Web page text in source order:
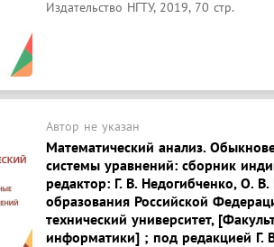
Издательство НГТУ, 2019, 70 стр.
Автор не указан
Математический анализ.
системы уравнений: сборник
редактор: Г. В. Недогибченко, О.
образования Российской
технический университет,
информатики] ; под редакцией Г.